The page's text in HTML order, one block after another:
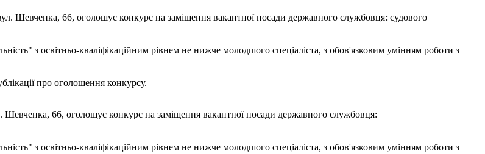
Шевченка, 66, оголошує конкурс на заміщення вакантної посади державного службовця: судового
з освітньо-кваліфікаційним рівнем не нижче молодшого спеціаліста, з обов'язковим умінням роботи з
про оголошення конкурсу.
66, оголошує конкурс на заміщення вакантної посади державного службовця:
з освітньо-кваліфікаційним рівнем не нижче молодшого спеціаліста, з обов'язковим умінням роботи з